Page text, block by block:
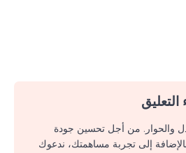
والحوار. من أجل تحسين جودة
بالإضافة إلى تجربة مساهمتك، ندعوك